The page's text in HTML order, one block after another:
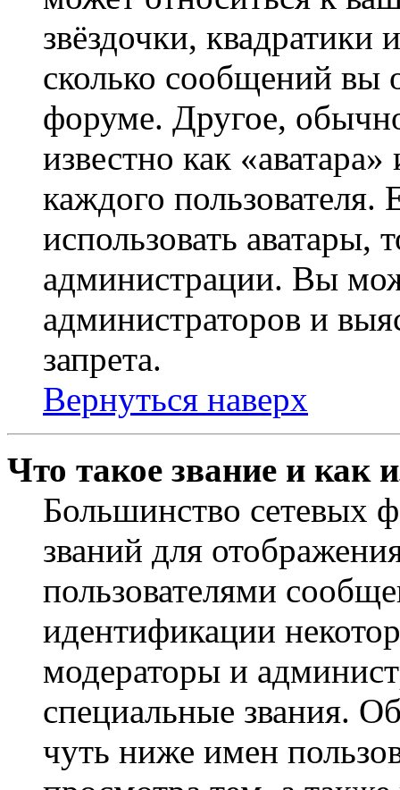
звёздочки,
сколько сообщений вы
форуме. Другое,
известно как
каждого
использовать аватары,
администрации. Вы
администраторов и
запрета.
Вернуться наверх
Что такое звание и как
Большинство сетевых
званий для
пользователями
идентификации
модераторы и
специальные звания.
чуть ниже имен